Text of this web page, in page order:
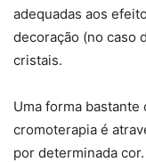
adequadas aos
decoração (no caso
cristais.
Uma forma
cromoterapia é
por determinada